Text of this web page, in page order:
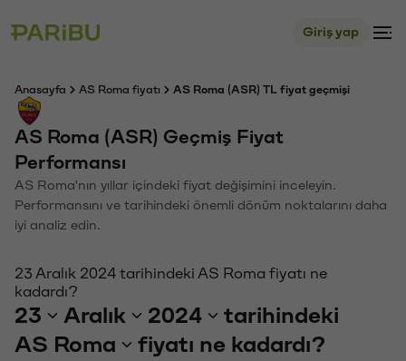
Giriş yap
Anasayfa AS Roma fiyatı AS Roma (ASR) TL fiyat geçmişi
AS Roma (ASR) Geçmiş Fiyat
Performansı
AS Roma'nın yıllar içindeki fiyat değişimini inceleyin.
Performansını ve tarihindeki önemli dönüm noktalarını daha
iyi analiz edin.
23 Aralık 2024 tarihindeki AS Roma fiyatı ne
kadardı?
23 Aralık 2024
tarihindeki
AS Roma
fiyatı ne kadardı?